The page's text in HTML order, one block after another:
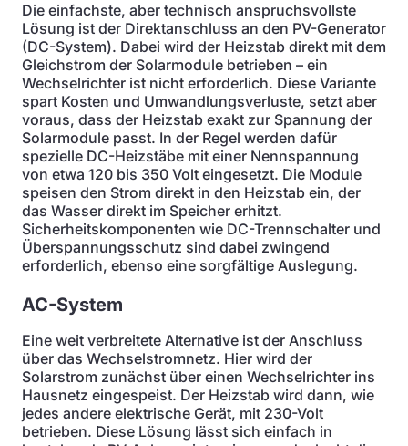
Die einfachste, aber technisch anspruchsvollste
Lösung ist der Direktanschluss an den PV-Generator
(DC-System). Dabei wird der Heizstab direkt mit dem
Gleichstrom der Solarmodule betrieben – ein
Wechselrichter ist nicht erforderlich. Diese Variante
spart Kosten und Umwandlungsverluste, setzt aber
voraus, dass der Heizstab exakt zur Spannung der
Solarmodule passt. In der Regel werden dafür
spezielle DC-Heizstäbe mit einer Nennspannung
von etwa 120 bis 350 Volt eingesetzt. Die Module
speisen den Strom direkt in den Heizstab ein, der
das Wasser direkt im Speicher erhitzt.
Sicherheitskomponenten wie DC-Trennschalter und
Überspannungsschutz sind dabei zwingend
erforderlich, ebenso eine sorgfältige Auslegung.
AC-System
Eine weit verbreitete Alternative ist der Anschluss
über das Wechselstromnetz. Hier wird der
Solarstrom zunächst über einen Wechselrichter ins
Hausnetz eingespeist. Der Heizstab wird dann, wie
jedes andere elektrische Gerät, mit 230-Volt
betrieben. Diese Lösung lässt sich einfach in